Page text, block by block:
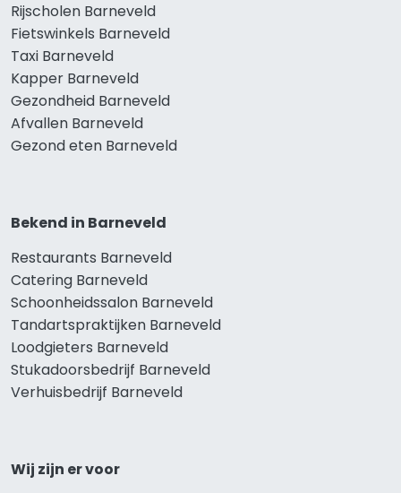
Rijscholen Barneveld
Fietswinkels Barneveld
Taxi Barneveld
Kapper Barneveld
Gezondheid Barneveld
Afvallen Barneveld
Gezond eten Barneveld
Bekend in Barneveld
Restaurants Barneveld
Catering Barneveld
Schoonheidssalon Barneveld
Tandartspraktijken Barneveld
Loodgieters Barneveld
Stukadoorsbedrijf Barneveld
Verhuisbedrijf Barneveld
Wij zijn er voor